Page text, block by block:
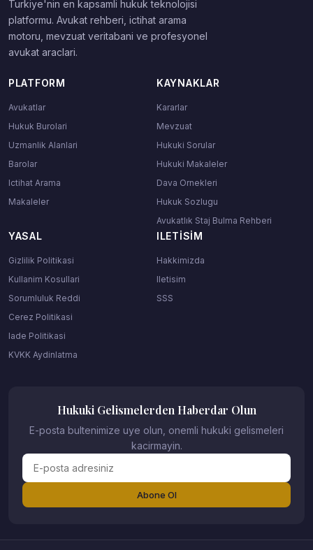
Turkiye'nin en kapsamli hukuk teknolojisi
platformu. Avukat rehberi, ictihat arama
motoru, mevzuat veritabani ve profesyonel
avukat araclari.
PLATFORM
Avukatlar
Hukuk Burolari
Uzmanlik Alanlari
Barolar
Ictihat Arama
Makaleler
KAYNAKLAR
Kararlar
Mevzuat
Hukuki Sorular
Hukuki Makaleler
Dava Ornekleri
Hukuk Sozlugu
Avukatlık Staj Bulma Rehberi
YASAL
Gizlilik Politikasi
Kullanim Kosullari
Sorumluluk Reddi
Cerez Politikasi
Iade Politikasi
KVKK Aydinlatma
ILETISIM
Hakkimizda
Iletisim
SSS
Hukuki Gelismelerden Haberdar Olun
E-posta bultenimize uye olun, onemli hukuki gelismeleri
kacirmayin.
Abone Ol